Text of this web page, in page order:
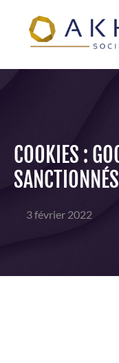
COOKIES :
3 février 2022